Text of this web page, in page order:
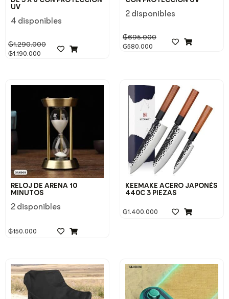
UV
4 disponibles
₲1.290.000
₲1.190.000
2 disponibles
₲695.000
₲580.000
RELOJ DE ARENA 10
MINUTOS
2 disponibles
₲150.000
KEEMAKE ACERO JAPONÉS
440C 3 PIEZAS
₲1.400.000